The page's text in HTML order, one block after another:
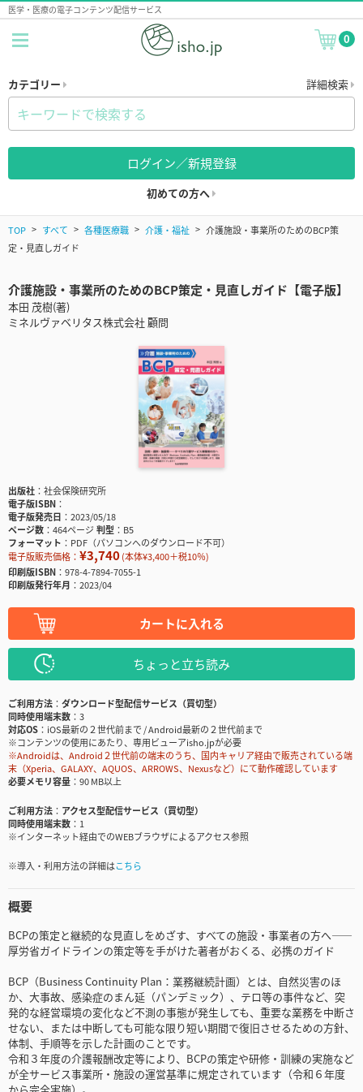
医学・医療の電子コンテンツ配信サービス
0
カテゴリー 詳細検索
ログイン／新規登録
初めての方へ
TOP すべて 各種医療職 介護・福祉
介護施設・事業所のためのBCP策
定・見直しガイド
介護施設・事業所のためのBCP策定・見直しガイド【電子版】
本田 茂樹(著)
ミネルヴァベリタス株式会社 顧問
出版社
社会保険研究所
電子版ISBN
電子版発売日
2023/05/18
ページ数
464ページ判型
B5
フォーマット
PDF（パソコンへのダウンロード不可）
電子版販売価格： ¥3,740(本体¥3,400＋税10％)
印刷版ISBN
978-4-7894-7055-1
印刷版発行年月
2023/04
カートに入れる
ちょっと立ち読み
ご利用方法
ダウンロード型配信サービス（買切型）
同時使用端末数
3
対応OS
iOS最新の２世代前まで / Android最新の２世代前まで
※コンテンツの使用にあたり、専用ビューアisho.jpが必要
※Androidは、Android２世代前の端末のうち、国内キャリア経由で販売されている端
末（Xperia、GALAXY、AQUOS、ARROWS、Nexusなど）にて動作確認しています
必要メモリ容量
90 MB以上
ご利用方法
アクセス型配信サービス（買切型）
同時使用端末数
1
※インターネット経由でのWEBブラウザによるアクセス参照
※導入・利用方法の詳細はこちら
概要
BCPの策定と継続的な見直しをめざす、すべての施設・事業者の方へ――
厚労省ガイドラインの策定等を手がけた著者がおくる、必携のガイド
BCP（Business Continuity Plan：業務継続計画）とは、自然災害のほ
か、大事故、感染症のまん延（パンデミック）、テロ等の事件など、突
発的な経営環境の変化など不測の事態が発生しても、重要な業務を中断さ
せない、または中断しても可能な限り短い期間で復旧させるための方針、
体制、手順等を示した計画のことです。
令和３年度の介護報酬改定等により、BCPの策定や研修・訓練の実施など
が全サービス事業所・施設の運営基準に規定されています（令和６年度